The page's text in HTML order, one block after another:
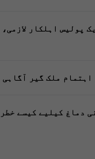
ایک پولیس اہلکار
اہتمام ملک گیر آگاہی
دماغ کیلیے کیسے